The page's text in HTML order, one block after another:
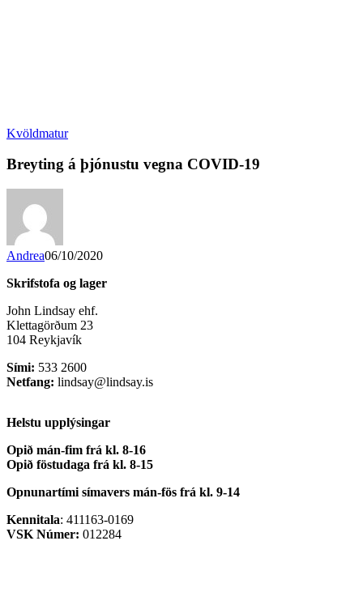
Kvöldmatur
Breyting á þjónustu vegna COVID-19
Andrea06/10/2020
Skrifstofa og lager
John Lindsay ehf.
Klettagörðum 23
104 Reykjavík
Sími: 533 2600
Netfang: lindsay@lindsay.is
Helstu upplýsingar
Opið mán-fim frá kl. 8-16
Opið föstudaga frá kl. 8-15
Opnunartími símavers mán-fös frá kl. 9-14
Kennitala: 411163-0169
VSK Númer: 012284